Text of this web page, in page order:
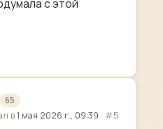
с этой
65
в1 мая 2026 г., 09:39 · #5